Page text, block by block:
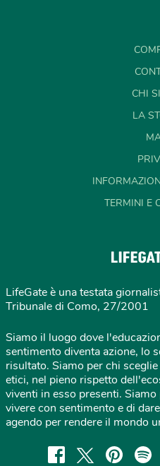
CHI
LA
TERMINI E
LifeGate è una testata
Tribunale di Como, 27/2001
Siamo il luogo dove
sentimento diventa azione, lo
risultato. Siamo per chi
etici, nel pieno rispetto
viventi in esso presenti.
vivere con sentimento e di
agendo per rendere il mondo